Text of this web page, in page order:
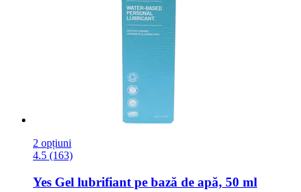
2 opțiuni
4.5 (163)
Yes Gel lubrifiant pe bază de apă, 50 ml